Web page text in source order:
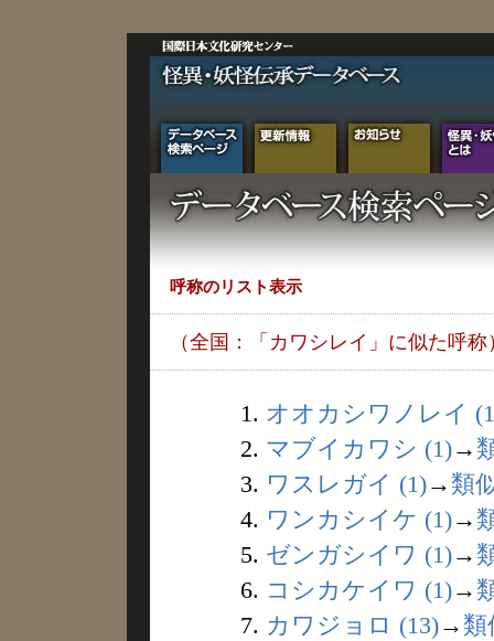
呼称のリスト表示
（全国：「カワシレイ」に似た呼称
1. オオカシワノレイ
2. マブイカワシ (1)→
3. ワスレガイ (1)→ 類
4. ワンカシイケ (1)→
5. ゼンガシイワ (1)→
6. コシカケイワ (1)→
7. カワジョロ (13)→ 類